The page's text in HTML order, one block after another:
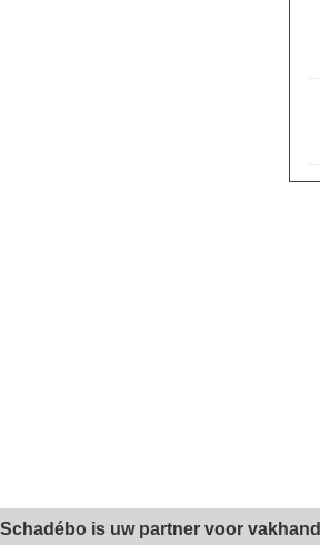
Schadébo is uw partner voor